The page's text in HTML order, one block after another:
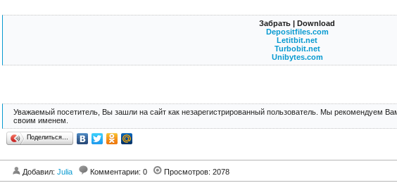
Забрать | Download
Depositfiles.com
Letitbit.net
Turbobit.net
Unibytes.com
Уважаемый посетитель, Вы зашли на сайт как незарегистрированный пользователь. Мы рекомендуем
своим именем.
Поделиться…
Добавил: Julia Комментарии: 0 Просмотров: 2078